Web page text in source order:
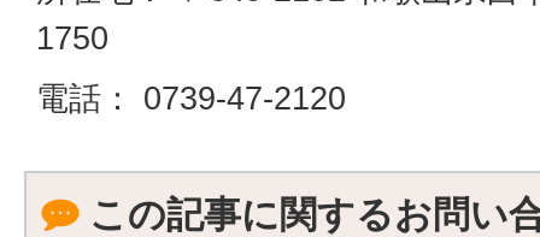
1750
電話： 0739-47-2120
この記事に関するお問い